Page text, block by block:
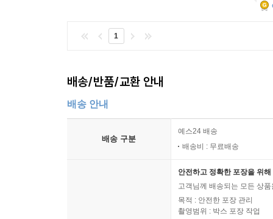
1
배송/반품/교환 안내
배송 안내
배송 구분
예스24 배송
배송비 : 무료배송
안전하고 정확한 포장을 위
고객님께 배송되는 모든 상
목적 : 안전한 포장 관리
촬영범위 : 박스 포장 작업